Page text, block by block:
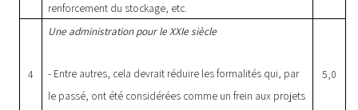
renforcement du stockage, etc.
4
Une administration pour le XXIe siècle
- Entre autres, cela devrait réduire les formalités qui, par
le passé, ont été considérées comme un frein aux projets
5,0